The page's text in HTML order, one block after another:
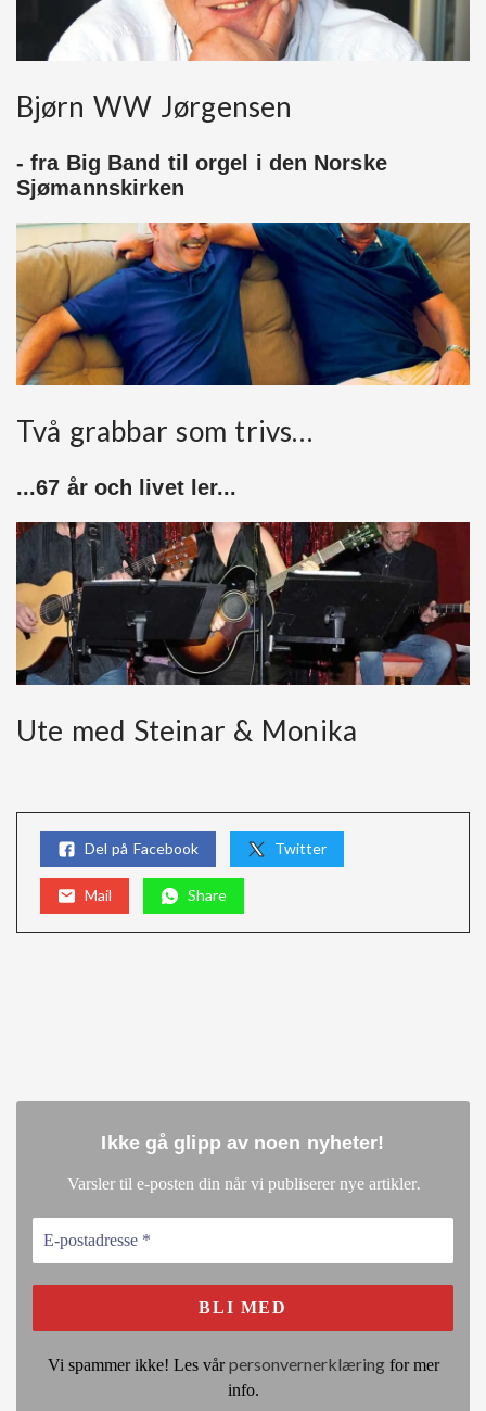
Bjørn WW Jørgensen
- fra Big Band til orgel i den Norske
Sjømannskirken
Två grabbar som trivs…
...67 år och livet ler...
Ute med Steinar & Monika
Del på Facebook Twitter
Mail Share
Ikke gå glipp av noen nyheter!
Varsler til e-posten din når vi publiserer nye artikler.
Vi spammer ikke! Les vårpersonvernerklæringfor mer
info.